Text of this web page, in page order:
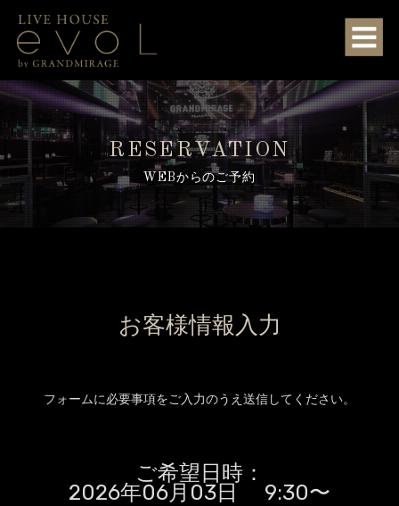
RESERVATION
WEBからのご予約
お客様情報入力
フォームに必要事項をご入力のうえ送信してください。
ご希望日時：
2026年06月03日 9:30〜